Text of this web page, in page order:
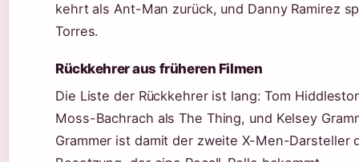
kehrt als Ant-Man zurück, und Danny Ramirez
Torres.
Rückkehrer aus früheren Filmen
Die Liste der Rückkehrer ist lang: Tom
Moss-Bachrach als The Thing, und Kelsey
Grammer ist damit der zweite X-Men-Darsteller